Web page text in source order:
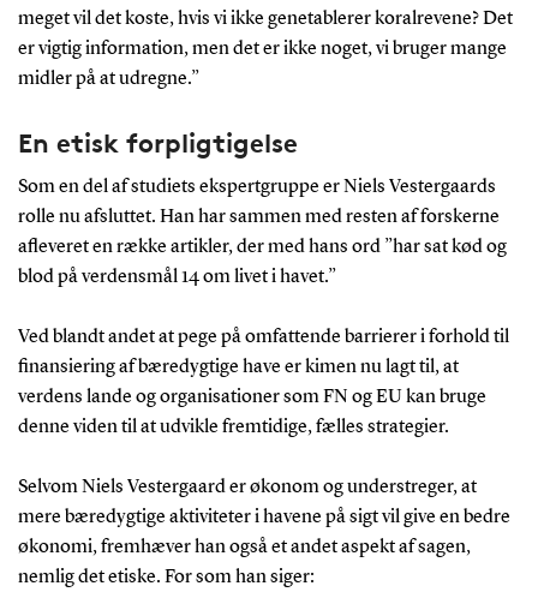
meget vil det koste, hvis vi ikke genetablerer koralrevene? Det
er vigtig information, men det er ikke noget, vi bruger mange
midler på at udregne.”
En etisk forpligtigelse
Som en del af studiets ekspertgruppe er Niels Vestergaards
rolle nu afsluttet. Han har sammen med resten af forskerne
afleveret en række artikler, der med hans ord ”har sat kød og
blod på verdensmål 14 om livet i havet.”
Ved blandt andet at pege på omfattende barrierer i forhold til
finansiering af bæredygtige have er kimen nu lagt til, at
verdens lande og organisationer som FN og EU kan bruge
denne viden til at udvikle fremtidige, fælles strategier.
Selvom Niels Vestergaard er økonom og understreger, at
mere bæredygtige aktiviteter i havene på sigt vil give en bedre
økonomi, fremhæver han også et andet aspekt af sagen,
nemlig det etiske. For som han siger: